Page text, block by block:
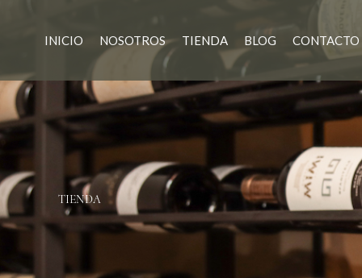
contenidoINICIO NOSOTROS TIENDA BLOG CONTACTO
TIENDA